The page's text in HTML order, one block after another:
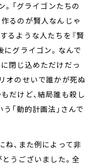
。「グライゴンたちの
るのが賢人なんじゃ
るような人たちを『賢
にグライゴン。なんで
閉じ込めただけだっ
のせいで誰かが死ぬ
だけど、結局誰も殺し
「動的計画法」さんで
ね、また例によって非
とうございました。全